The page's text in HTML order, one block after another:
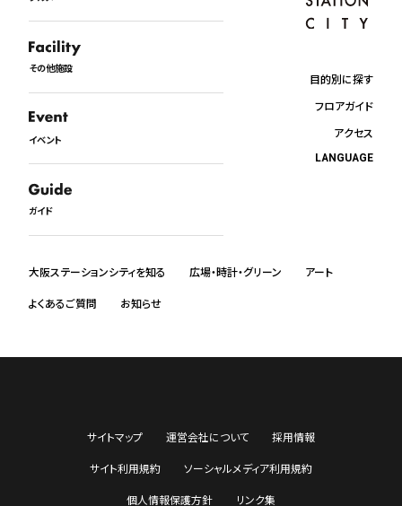
その他施設
イベント
ガイド
大阪ステーションシティを知る 広場・時計・グリーン アート
目的別に探す
フロアガイド
アクセス
LANGUAGE
ภาษาไทย
よくあるご質問 お知らせ
サイトマップ 運営会社について 採用情報
サイト利用規約 ソーシャルメディア利用規約
個人情報保護方針 リンク集